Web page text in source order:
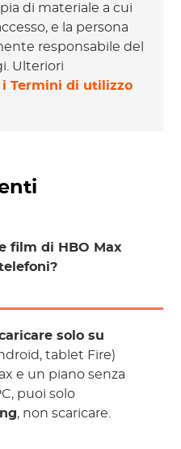
di materiale a cui
e la persona
responsabile del
Ulteriori
i Termini di utilizzo
film di HBO Max
solo su
tablet Fire)
e un piano senza
puoi solo
, non scaricare.